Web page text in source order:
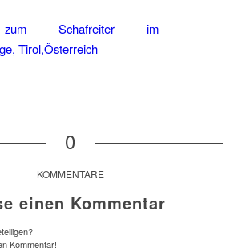
0
KOMMENTARE
einen Kommentar
Kommentar!